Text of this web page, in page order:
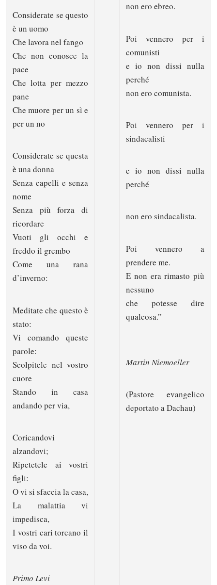
Considerate se questo
è un uomo
Che lavora nel fango
Che non conosce la
pace
Che lotta per mezzo
pane
Che muore per un sì e
per un no
Considerate se questa
è una donna
Senza capelli e senza
nome
Senza più forza di
ricordare
Vuoti gli occhi e
freddo il grembo
Come una rana
d’inverno:
Meditate che questo è
stato:
Vi comando queste
parole:
Scolpitele nel vostro
cuore
Stando in casa
andando per via,
Coricandovi
alzandovi;
Ripetetele ai vostri
figli:
O vi si sfaccia la casa,
La malattia vi
impedisca,
I vostri cari torcano il
viso da voi.
Primo Levi
non ero ebreo.
Poi vennero per i
comunisti
e io non dissi nulla
perché
non ero comunista.
Poi vennero per i
sindacalisti
e io non dissi nulla
perché
non ero sindacalista.
Poi vennero a
prendere me.
E non era rimasto più
nessuno
che potesse dire
qualcosa.”
Martin Niemoeller
(Pastore evangelico
deportato a Dachau)